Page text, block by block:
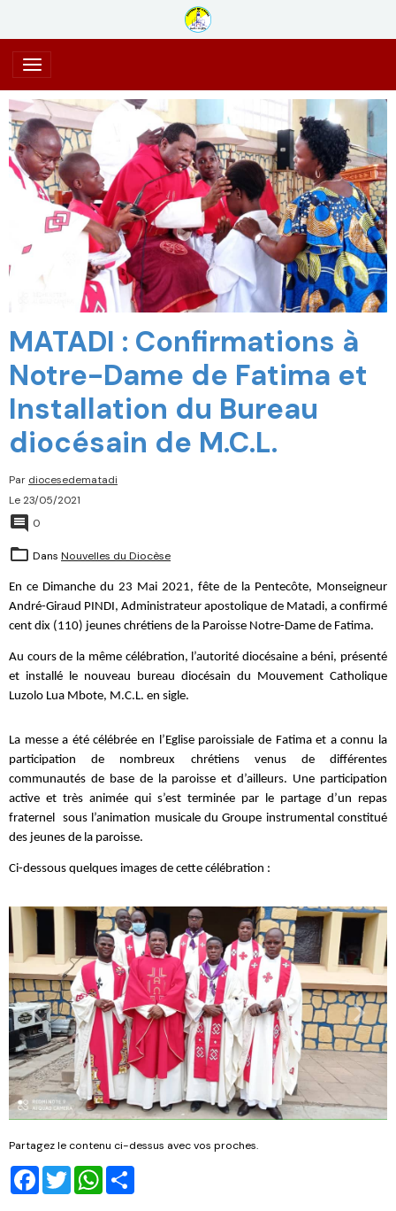
MATADI : Confirmations à
Notre-Dame de Fatima et
Installation du Bureau
diocésain de M.C.L.
Par diocesedematadi
Le 23/05/2021
0
Dans Nouvelles du Diocèse
En ce Dimanche du 23 Mai 2021, fête de la Pentecôte, Monseigneur
André-Giraud PINDI, Administrateur apostolique de Matadi, a confirmé
cent dix (110) jeunes chrétiens de la Paroisse Notre-Dame de Fatima.
Au cours de la même célébration, l’autorité diocésaine a béni, présenté
et installé le nouveau bureau diocésain du Mouvement Catholique
Luzolo Lua Mbote, M.C.L. en sigle.
La messe a été célébrée en l’Eglise paroissiale de Fatima et a connu la
participation de nombreux chrétiens venus de différentes
communautés de base de la paroisse et d’ailleurs. Une participation
active et très animée qui s’est terminée par le partage d’un repas
fraternel sous l’animation musicale du Groupe instrumental constitué
des jeunes de la paroisse.
Ci-dessous quelques images de cette célébration :
Partagez le contenu ci-dessus avec vos proches.
FacebookTwitter WhatsApp